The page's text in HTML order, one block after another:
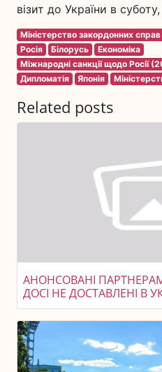
візит до України в
Міністерство закордонних
Росія
Білорусь
Економіка
Міжнародні санкції щодо Росії
Дипломатія
Японія
Related posts
АНОНСОВАНІ
ДОСІ НЕ ДОСТАВЛЕНІ В